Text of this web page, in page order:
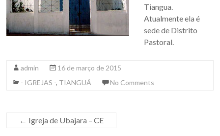
Tiangua.
Atualmente ela é
sede de Distrito
Pastoral.
admin
16 de março de 2015
- IGREJAS -, TIANGUÁ No Comments
← Igreja de Ubajara – CE